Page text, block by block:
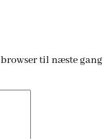
til næste gang